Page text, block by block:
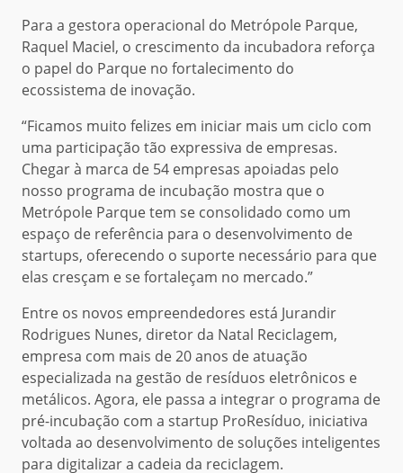
Para a gestora operacional do Metrópole Parque,
Raquel Maciel, o crescimento da incubadora reforça
o papel do Parque no fortalecimento do
ecossistema de inovação.
“Ficamos muito felizes em iniciar mais um ciclo com
uma participação tão expressiva de empresas.
Chegar à marca de 54 empresas apoiadas pelo
nosso programa de incubação mostra que o
Metrópole Parque tem se consolidado como um
espaço de referência para o desenvolvimento de
startups, oferecendo o suporte necessário para que
elas cresçam e se fortaleçam no mercado.”
Entre os novos empreendedores está Jurandir
Rodrigues Nunes, diretor da Natal Reciclagem,
empresa com mais de 20 anos de atuação
especializada na gestão de resíduos eletrônicos e
metálicos. Agora, ele passa a integrar o programa de
pré-incubação com a startup ProResíduo, iniciativa
voltada ao desenvolvimento de soluções inteligentes
para digitalizar a cadeia da reciclagem.